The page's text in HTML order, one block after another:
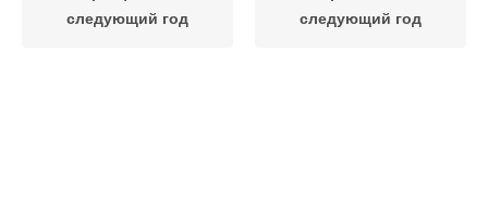
следующий год
следующий год